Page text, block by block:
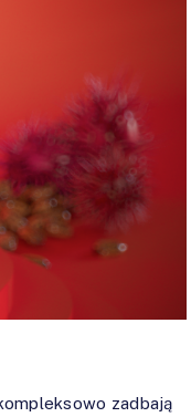
zadbają